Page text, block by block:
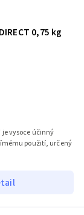
0,75 kg
je vysoce účinný
použití, určený